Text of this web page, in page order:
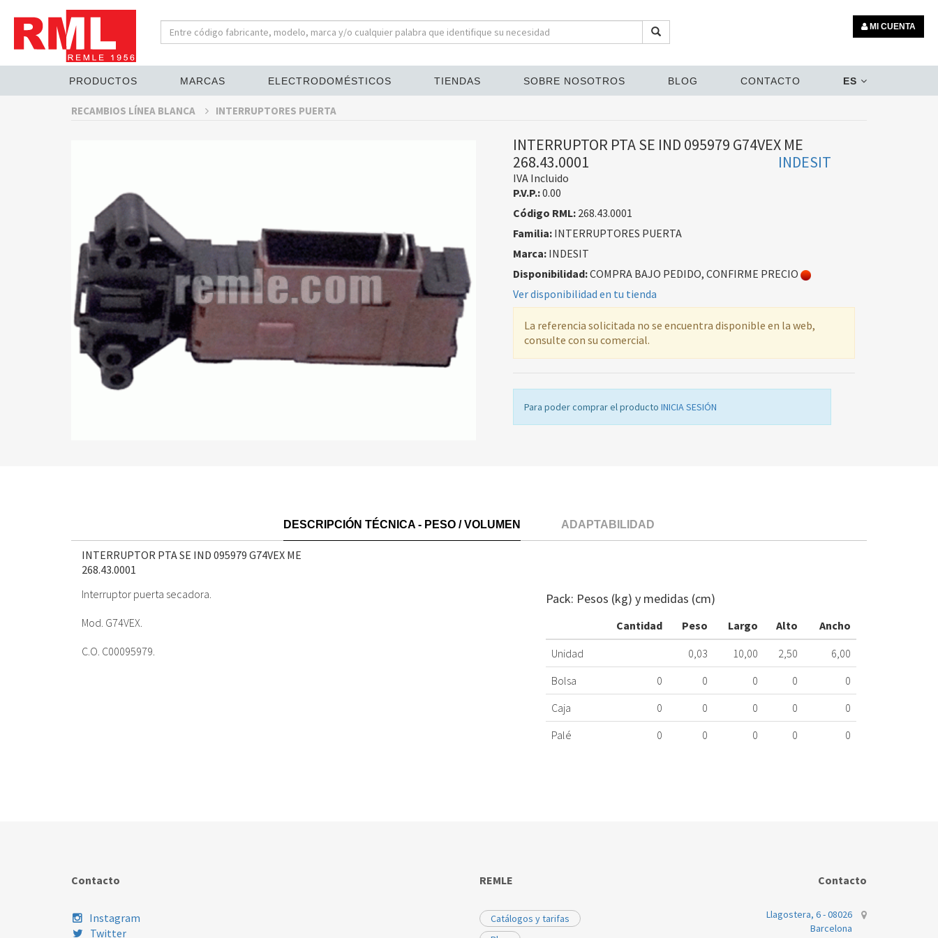
MI CUENTA
PRODUCTOS MARCAS ELECTRODOMÉSTICOS TIENDAS SOBRE NOSOTROS BLOG CONTACTO ES
RECAMBIOS LÍNEA BLANCA INTERRUPTORES PUERTA
INTERRUPTOR PTA SE IND 095979 G74VEX ME
268.43.0001
INDESIT
IVA Incluido
P.V.P.:0.00
Código RML:268.43.0001
Familia:INTERRUPTORES PUERTA
Marca:INDESIT
Disponibilidad:COMPRA BAJO PEDIDO, CONFIRME PRECIO
Ver disponibilidad en tu tienda
La referencia solicitada no se encuentra disponible en la web,
consulte con su comercial.
Para poder comprar el producto INICIA SESIÓN
DESCRIPCIÓN TÉCNICA - PESO / VOLUMEN ADAPTABILIDAD
INTERRUPTOR PTA SE IND 095979 G74VEX ME
268.43.0001
Interruptor puerta secadora.
Mod. G74VEX.
C.O. C00095979.
Pack: Pesos (kg) y medidas (cm)
Cantidad Peso Largo Alto
Ancho
Unidad
0,03 10,00 2,50
6,00
Bolsa
0 0 0 0
0
Caja
0 0 0 0
0
Palé
0 0 0 0 0
Contacto
Instagram
Twitter
REMLE
Catálogos y tarifas
Contacto
Llagostera, 6 - 08026
Barcelona